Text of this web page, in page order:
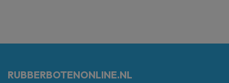
RUBBERBOTENONLINE.NL